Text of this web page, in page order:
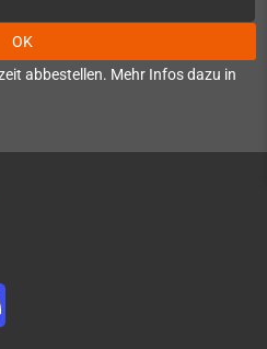
OK
abbestellen. Mehr Infos dazu in